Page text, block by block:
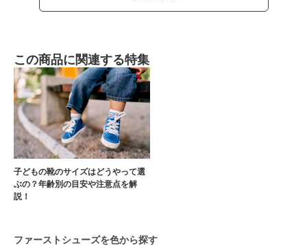
この商品に関連する特集
子どもの靴のサイズはどうやって選
ぶの？年齢別の目安や注意点を解
説！
ファーストシューズを色から探す